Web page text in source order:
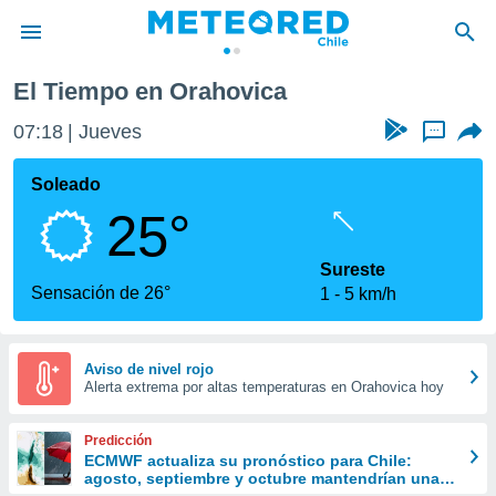
de
por
que se
calidad.
a este
las
y
forma
digital
basada
El Tiempo en Orahovica
07:18 Jueves ...
Soleado
25°
Sensación de 26°
Sureste
1
5 km/h
Aviso de nivel rojo
Alerta extrema por altas temperaturas en Orahovica hoy
Predicción
ECMWF actualiza su pronóstico para Chile:
agosto, septiembre y octubre mantendrían una